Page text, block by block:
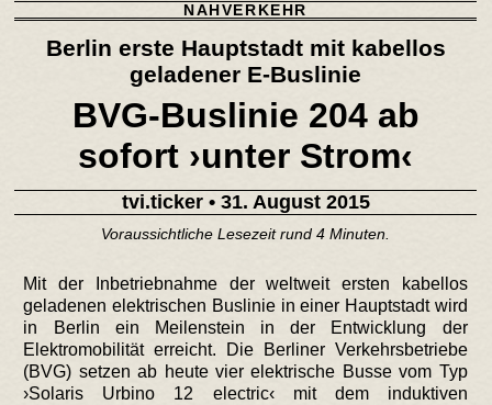
NAHVERKEHR
Berlin erste Hauptstadt mit kabellos
geladener E-Buslinie
BVG-Buslinie 204 ab
sofort ›unter Strom‹
tvi.ticker• 31. August 2015
Voraussichtliche Lesezeit rund 4 Minuten.
Mit der Inbetriebnahme der weltweit ersten kabellos
geladenen elektrischen Buslinie in einer Hauptstadt wird
in Berlin ein Meilenstein in der Entwicklung der
Elektromobilität erreicht. Die Berliner Verkehrsbetriebe
(BVG) setzen ab heute vier elektrische Busse vom Typ
›Solaris Urbino 12 electric‹ mit dem induktiven